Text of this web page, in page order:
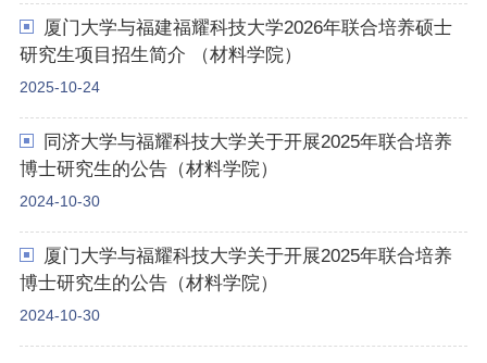
厦门大学与福建福耀科技大学2026年联合培养硕士
研究生项目招生简介 （材料学院）
2025-10-24
同济大学与福耀科技大学关于开展2025年联合培养
博士研究生的公告（材料学院）
2024-10-30
厦门大学与福耀科技大学关于开展2025年联合培养
博士研究生的公告（材料学院）
2024-10-30